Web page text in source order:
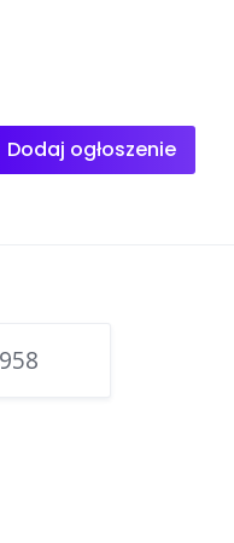
Dodaj ogłoszenie